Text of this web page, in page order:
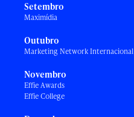
Setembro
Maximídia
Outubro
Marketing Network Internacional
Novembro
Effie Awards
Effie College